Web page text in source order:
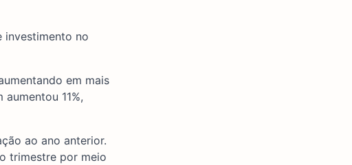
investimento no
em mais
11%,
ao ano anterior.
trimestre por meio